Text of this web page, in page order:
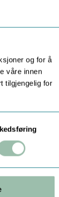
og for å
våre innen
tilgjengelig for